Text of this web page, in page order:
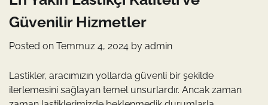
Güvenilir Hizmetler
Posted on Temmuz 4, 2024 by admin
Lastikler, aracımızın yollarda güvenli bir şekilde
ilerlemesini sağlayan temel unsurlardır. Ancak zaman